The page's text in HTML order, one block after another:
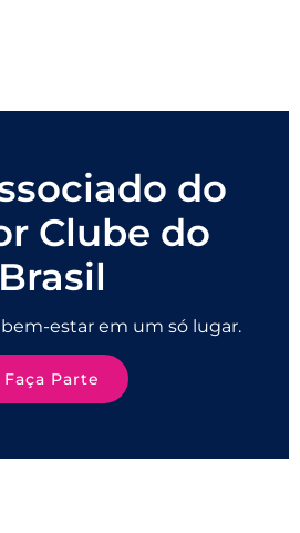
do
Clube do
Brasil
bem-estar em um só lugar.
Faça Parte